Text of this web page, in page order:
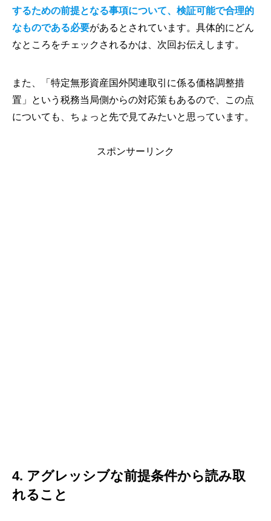
するための前提となる事項について、検証可能で合理的
なものである必要があるとされています。具体的にどん
なところをチェックされるかは、次回お伝えします。
また、「特定無形資産国外関連取引に係る価格調整措
置」という税務当局側からの対応策もあるので、この点
についても、ちょっと先で見てみたいと思っています。
スポンサーリンク
4. アグレッシブな前提条件から読み取
れること